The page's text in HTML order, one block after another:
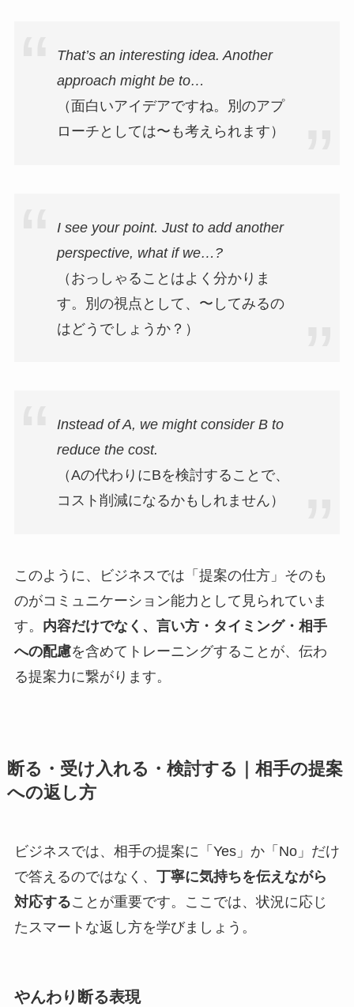
That’s an interesting idea. Another
approach might be to…
（面白いアイデアですね。別のアプ
ローチとしては〜も考えられます）
I see your point. Just to add another
perspective, what if we…?
（おっしゃることはよく分かりま
す。別の視点として、〜してみるの
はどうでしょうか？）
Instead of A, we might consider B to
reduce the cost.
（Aの代わりにBを検討することで、
コスト削減になるかもしれません）
このように、ビジネスでは「提案の仕方」そのも
のがコミュニケーション能力として見られていま
す。 内容だけでなく、言い方・タイミング・相手
への配慮を含めてトレーニングすることが、伝わ
る提案力に繋がります。
断る・受け入れる・検討する｜相手の提案
への返し方
ビジネスでは、相手の提案に「Yes」か「No」だけ
で答えるのではなく、 丁寧に気持ちを伝えながら
対応することが重要です。ここでは、状況に応じ
たスマートな返し方を学びましょう。
やんわり断る表現